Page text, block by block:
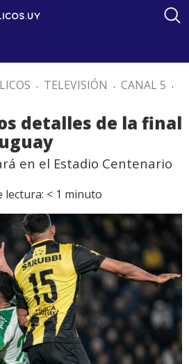
. TELEVISIÓN . CANAL 5 .
detalles de la final
en el Estadio Centenario
lectura: < 1 minuto